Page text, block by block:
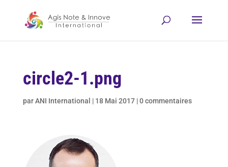
circle2-1.png
parANI International | 18 Mai 2017|0 commentaires